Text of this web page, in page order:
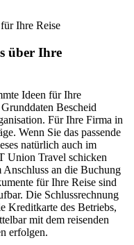
Ihre Reise
über Ihre
Ideen für Ihre
Bescheid
Für Ihre Firma in
Wenn Sie das passende
natürlich auch im
Union Travel schicken
Anschluss an die Buchung
für Ihre Reise sind
Die Schlussrechnung
Kreditkarte des Betriebs,
mit dem reisenden
erfolgen.